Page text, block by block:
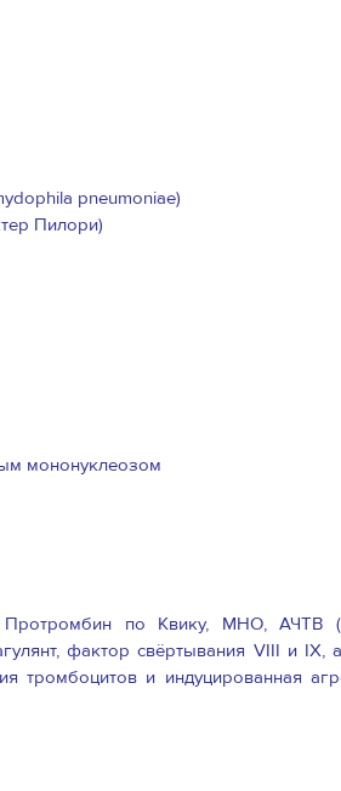
pneumoniae)
Пилори)
мононуклеозом
Протромбин по Квику, МНО, АЧТВ
фактор свёртывания VIII и IX,
тромбоцитов и индуцированная